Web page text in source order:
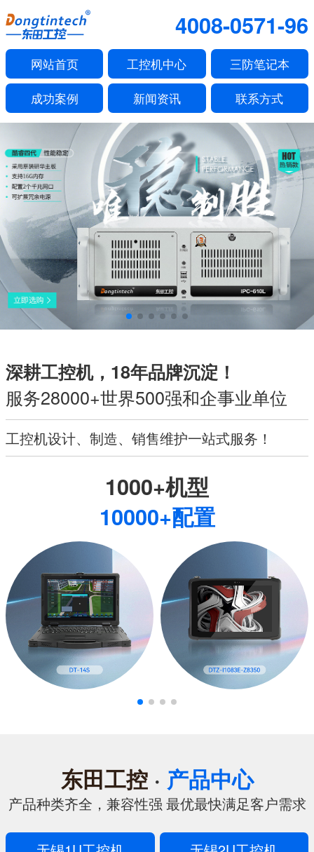
4008-0571-96
网站首页 工控机中心 三防笔记本
成功案例 新闻资讯 联系方式
深耕工控机，18年品牌沉淀！
服务28000+世界500强和企事业单位
工控机设计、制造、销售维护一站式服务！
1000+机型
10000+配置
东田工控· 产品中心
产品种类齐全，兼容性强 最优最快满足客户需求